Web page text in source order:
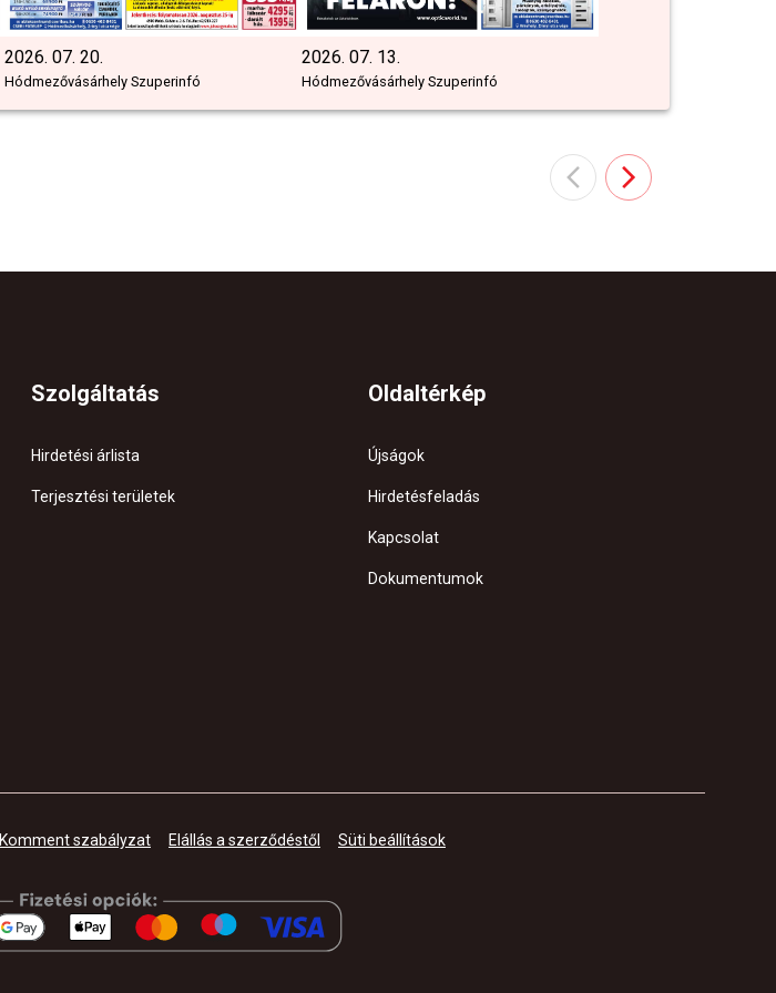
2026. 07. 20.
Hódmezővásárhely Szuperinfó
2026. 07. 13.
Hódmezővásárhely Szuperinfó
Szolgáltatás
Hirdetési árlista
Terjesztési területek
Oldaltérkép
Újságok
Hirdetésfeladás
Kapcsolat
Dokumentumok
Komment szabályzat Elállás a szerződéstől Süti beállítások